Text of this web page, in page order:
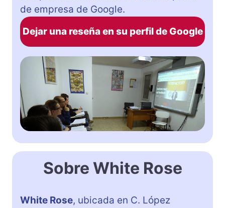
de empresa de Google.
Dejar una reseña en su perfil de Google
Sobre White Rose
White Rose, ubicada en C. López